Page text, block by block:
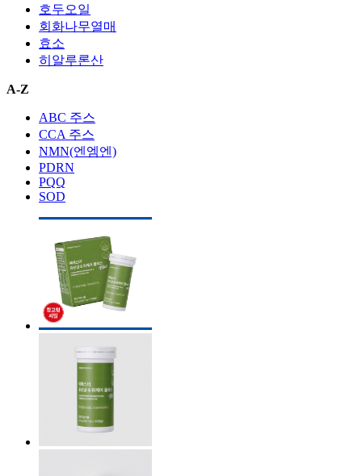
호두오일
회화나무열매
효소
히알루론산
A-Z
ABC 주스
CCA 주스
NMN(엔엠엔)
PDRN
PQQ
SOD